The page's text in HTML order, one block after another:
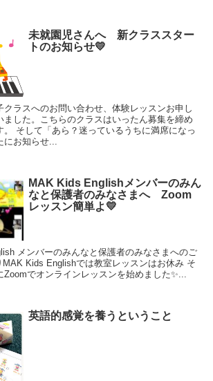
未就園児さんへ 新クラススター
トのお知らせ💛
クラスへのお問い合わせ、体験レッスンお申し
ました。こちらのクラスはいったん募集を締め
。 そして「あら？迷っているうちに満席になっ
にお知らせ...
MAK Kids Englishメンバーのみん
なと保護者のみなさまへ Zoom
レッスン簡単よ💛
メンバーのみんなと保護者のみなさまへのご
Kids Englishでは教室レッスンはお休み そ
でオンラインレッスンを始めました✨...
英語的感覚を養うということ